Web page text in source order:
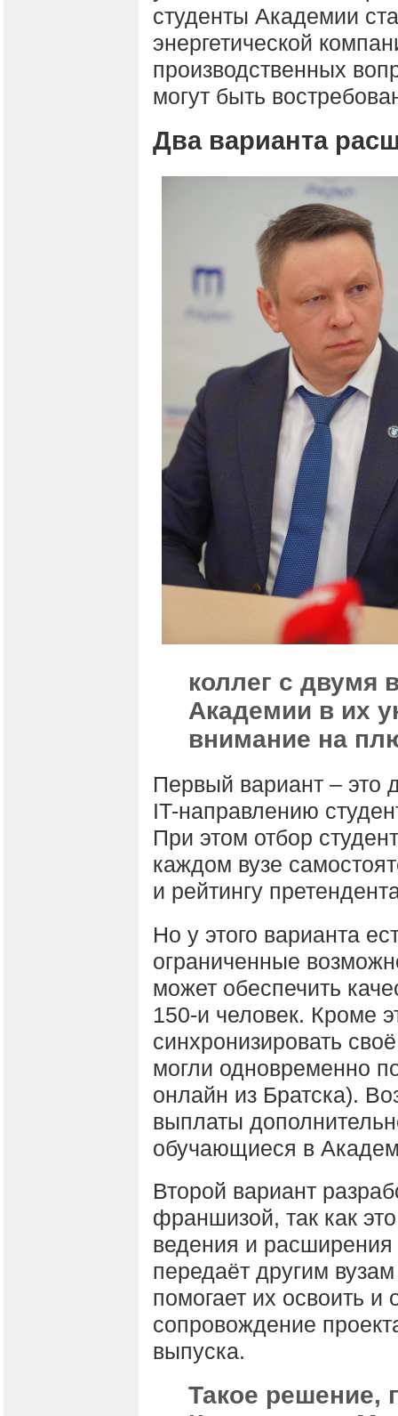
студенты Академии
энергетической
производственных
могут быть
Два варианта
коллег с двумя
Академии в их
внимание на
Первый вариант – это
IT-направлению
При этом отбор
каждом вузе
и рейтингу
Но у этого варианта
ограниченные
может обеспечить
150-и человек. Кроме
синхронизировать
могли одновременно
онлайн из Братска).
выплаты
обучающиеся в
Второй вариант
франшизой, так как
ведения и
передаёт другим
помогает их освоить и
сопровождение
выпуска.
Такое решение,